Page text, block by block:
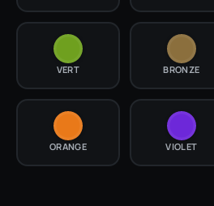
VERT BRONZE
ORANGE VIOLET